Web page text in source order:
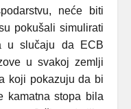
neće biti
pokušali simulirati
u slučaju da ECB
u svakoj zemlji
koji pokazuju da bi
kamatna stopa bila